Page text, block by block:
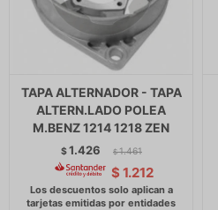
TAPA ALTERNADOR - TAPA
ALTERN.LADO POLEA
M.BENZ 1214 1218 ZEN
$1.426 $ 1.461
$ 1.212